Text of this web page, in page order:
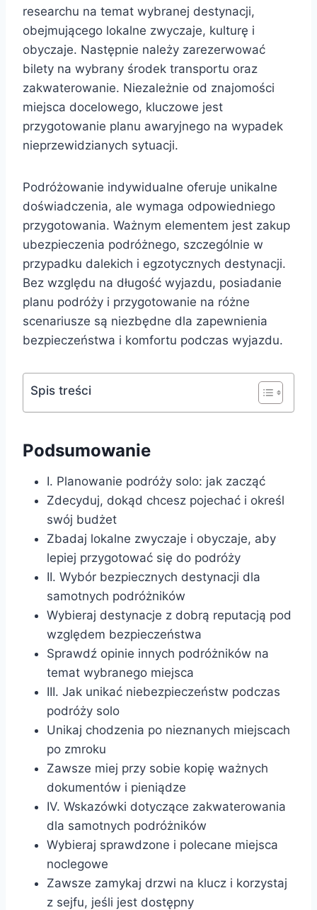
researchu na temat wybranej destynacji,
obejmującego lokalne zwyczaje, kulturę i
obyczaje. Następnie należy zarezerwować
bilety na wybrany środek transportu oraz
zakwaterowanie. Niezależnie od znajomości
miejsca docelowego, kluczowe jest
przygotowanie planu awaryjnego na wypadek
nieprzewidzianych sytuacji.
Podróżowanie indywidualne oferuje unikalne
doświadczenia, ale wymaga odpowiedniego
przygotowania. Ważnym elementem jest zakup
ubezpieczenia podróżnego, szczególnie w
przypadku dalekich i egzotycznych destynacji.
Bez względu na długość wyjazdu, posiadanie
planu podróży i przygotowanie na różne
scenariusze są niezbędne dla zapewnienia
bezpieczeństwa i komfortu podczas wyjazdu.
Spis treści
Podsumowanie
I. Planowanie podróży solo: jak zacząć
Zdecyduj, dokąd chcesz pojechać i określ
swój budżet
Zbadaj lokalne zwyczaje i obyczaje, aby
lepiej przygotować się do podróży
II. Wybór bezpiecznych destynacji dla
samotnych podróżników
Wybieraj destynacje z dobrą reputacją pod
względem bezpieczeństwa
Sprawdź opinie innych podróżników na
temat wybranego miejsca
III. Jak unikać niebezpieczeństw podczas
podróży solo
Unikaj chodzenia po nieznanych miejscach
po zmroku
Zawsze miej przy sobie kopię ważnych
dokumentów i pieniądze
IV. Wskazówki dotyczące zakwaterowania
dla samotnych podróżników
Wybieraj sprawdzone i polecane miejsca
noclegowe
Zawsze zamykaj drzwi na klucz i korzystaj
z sejfu, jeśli jest dostępny